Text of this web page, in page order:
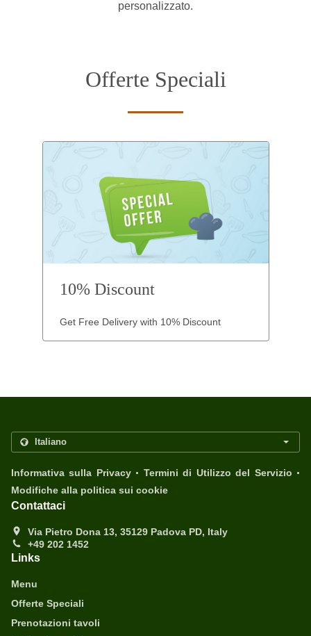
personalizzato.
Offerte Speciali
10% Discount
Get Free Delivery with 10% Discount
Informativa sulla Privacy . Termini di Utilizzo del Servizio .
Modifiche alla politica sui cookie
Contattaci
Via Pietro Dona 13, 35129 Padova PD, Italy
+49 202 1452
Links
Menu
Offerte Speciali
Prenotazioni tavoli